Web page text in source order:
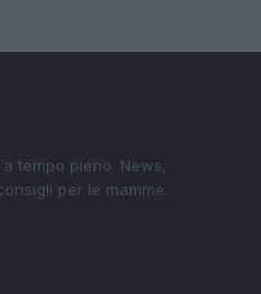
tempo pieno. News,
per le mamme.